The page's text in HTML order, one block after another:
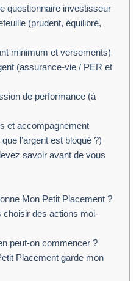
questionnaire investisseur
(prudent, équilibré,
minimum et versements)
(assurance-vie / PER et
de performance (à
et accompagnement
l’argent est bloqué ?)
savoir avant de vous
Mon Petit Placement ?
choisir des actions moi-
peut-on commencer ?
Placement garde mon